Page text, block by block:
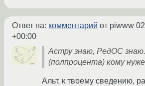
Ответ на: комментарий от piwww
+00:00
Астру знаю, РедОС
(полпроцента) кому
Альт, к твоему сведению,